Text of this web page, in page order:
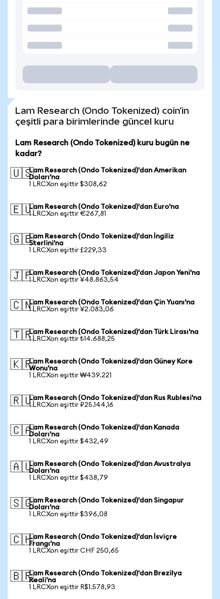
Lam Research (Ondo Tokenized) coin'in
çeşitli para birimlerinde güncel kuru
Lam Research (Ondo Tokenized) kuru bugün ne
kadar?
🇺🇸Lam Research (Ondo Tokenized)'dan Amerikan
Doları'na
1 LRCXon eşittir $308,62
🇪🇺Lam Research (Ondo Tokenized)'dan Euro'na
1 LRCXon eşittir €267,81
🇬🇧Lam Research (Ondo Tokenized)'dan İngiliz
Sterlini'na
1 LRCXon eşittir £229,33
🇯🇵Lam Research (Ondo Tokenized)'dan Japon Yeni'na
1 LRCXon eşittir ¥48.863,54
🇨🇳Lam Research (Ondo Tokenized)'dan Çin Yuanı'na
1 LRCXon eşittir ¥2.083,06
🇹🇷Lam Research (Ondo Tokenized)'dan Türk Lirası'na
1 LRCXon eşittir ₺14.688,25
🇰🇷Lam Research (Ondo Tokenized)'dan Güney Kore
Wonu'na
1 LRCXon eşittir ₩439.221
🇷🇺Lam Research (Ondo Tokenized)'dan Rus Rublesi'na
1 LRCXon eşittir ₽25.144,16
🇨🇦Lam Research (Ondo Tokenized)'dan Kanada
Doları'na
1 LRCXon eşittir $432,49
🇦🇺Lam Research (Ondo Tokenized)'dan Avustralya
Doları'na
1 LRCXon eşittir $438,79
🇸🇬Lam Research (Ondo Tokenized)'dan Singapur
Doları'na
1 LRCXon eşittir $396,08
🇨🇭Lam Research (Ondo Tokenized)'dan İsviçre
Frangı'na
1 LRCXon eşittir CHF 250,65
🇧🇷Lam Research (Ondo Tokenized)'dan Brezilya
Reali'na
1 LRCXon eşittir R$1.578,93